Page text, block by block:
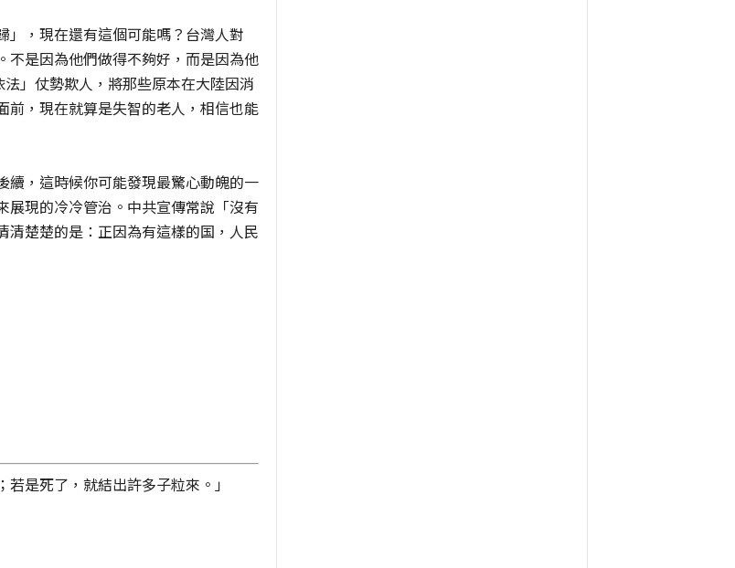
」，現在還有這個可能嗎？台灣人對
不是因為他們做得不夠好，而是因為他
」仗勢欺人，將那些原本在大陸因消
前，現在就算是失智的老人，相信也能
續，這時候你可能發現最驚心動魄的一
現的冷冷管治。中共宣傳常說「沒有
清楚楚的是：正因為有這樣的国，人民
是死了，就結出許多子粒來。」